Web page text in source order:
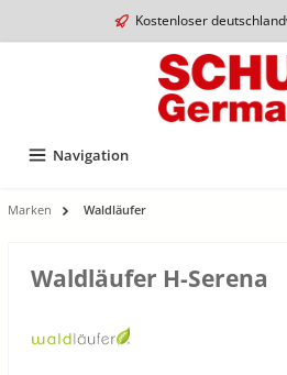
Kostenloser
Navigation
Marken Waldläufer
Waldläufer H-Serena